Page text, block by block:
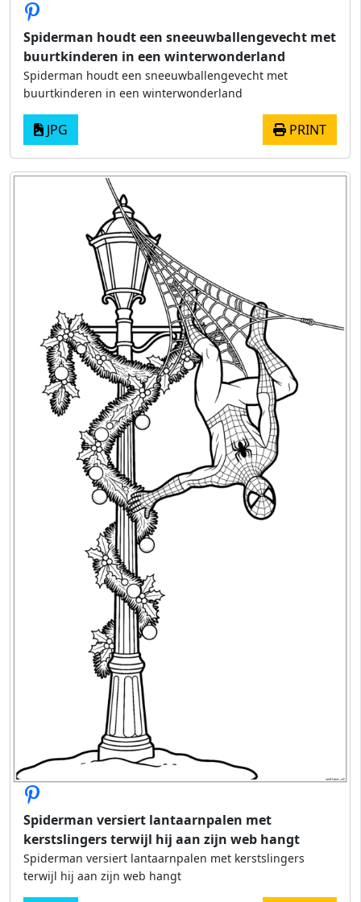
Spiderman houdt een sneeuwballengevecht met
buurtkinderen in een winterwonderland
Spiderman houdt een sneeuwballengevecht met
buurtkinderen in een winterwonderland
JPG PRINT
Spiderman versiert lantaarnpalen met
kerstslingers terwijl hij aan zijn web hangt
Spiderman versiert lantaarnpalen met kerstslingers
terwijl hij aan zijn web hangt